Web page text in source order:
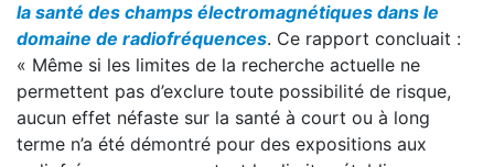
la santé des champs électromagnétiques dans le
domaine de radiofréquences. Ce rapport concluait :
« Même si les limites de la recherche actuelle ne
permettent pas d’exclure toute possibilité de risque,
aucun effet néfaste sur la santé à court ou à long
terme n’a été démontré pour des expositions aux